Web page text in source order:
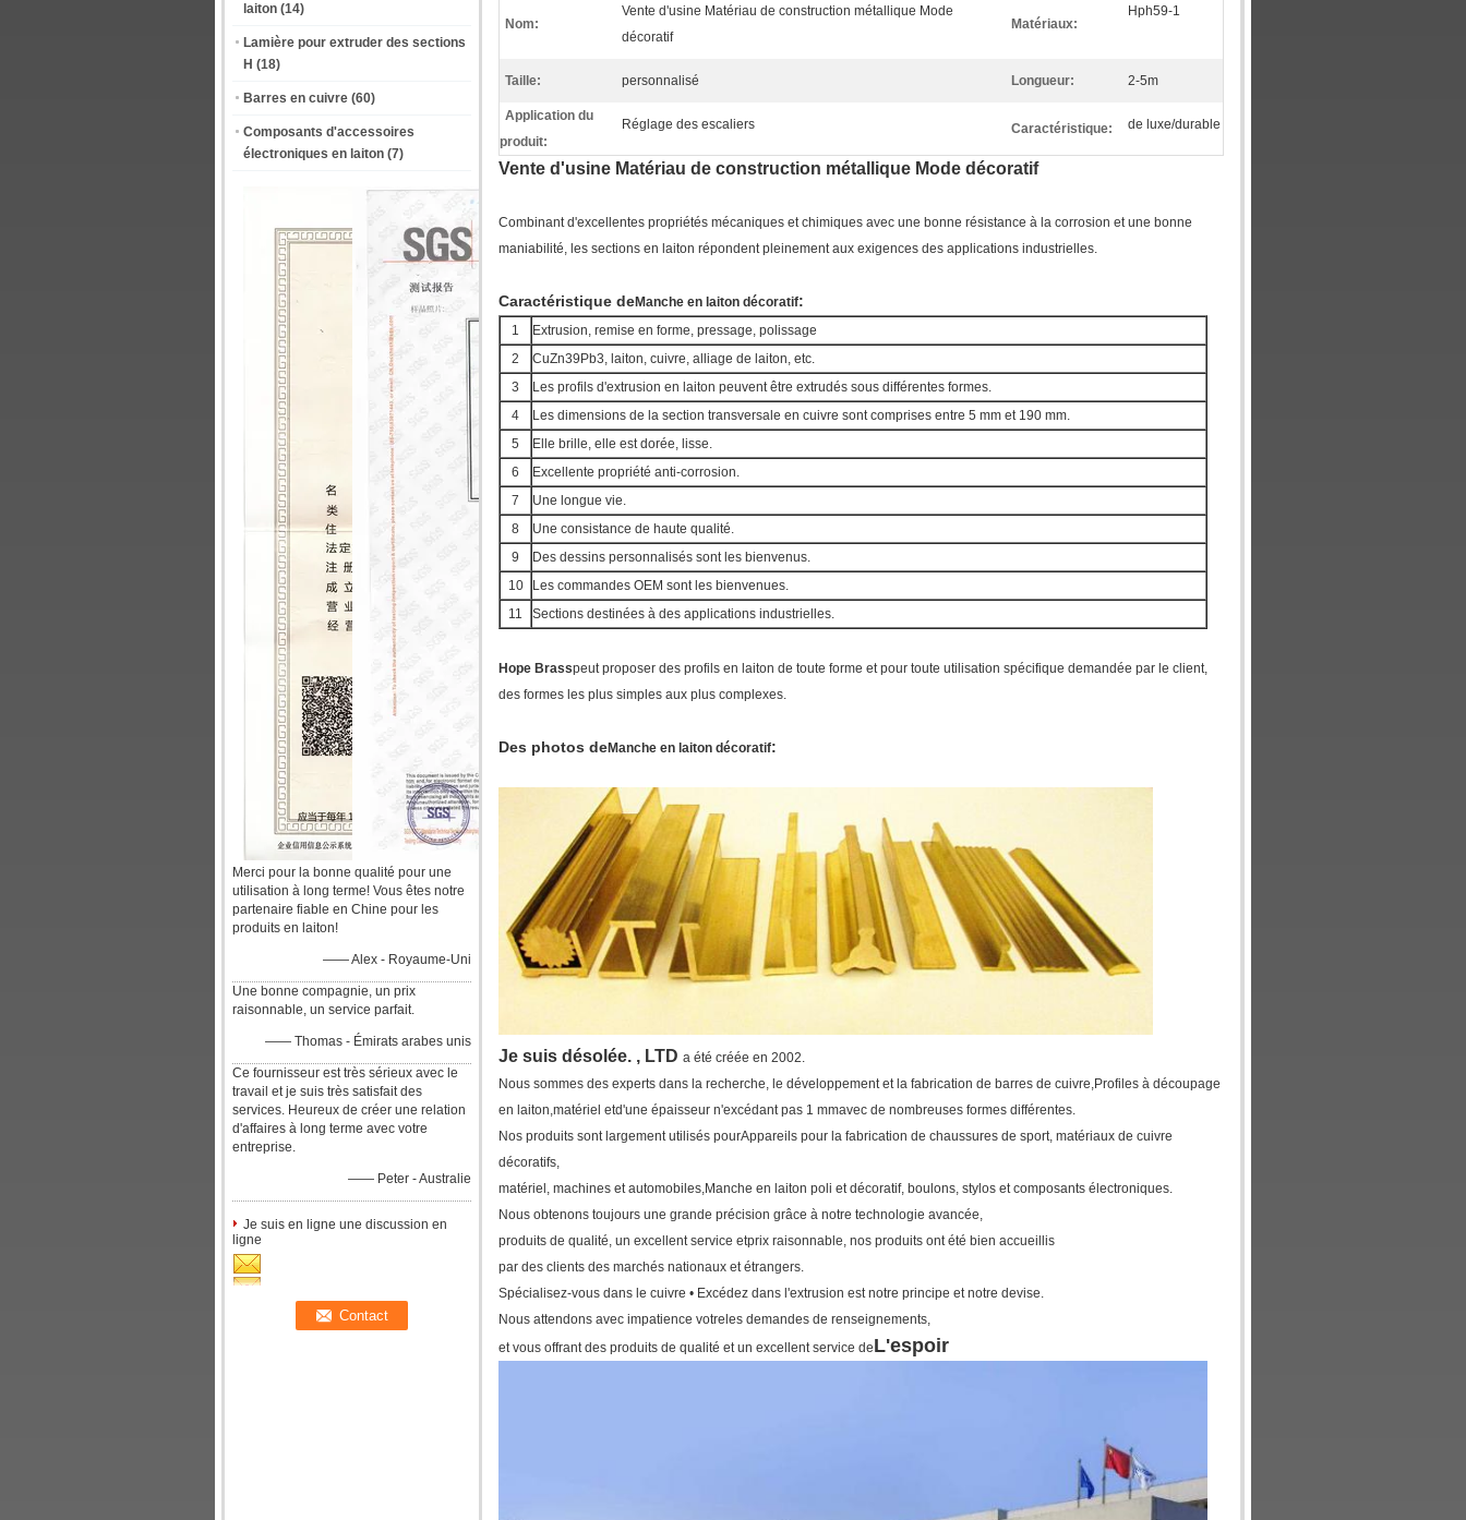
laiton (14)
Lamière pour extruder des sections
H (18)
Barres en cuivre (60)
Composants d'accessoires
électroniques en laiton (7)
Merci pour la bonne qualité pour une
utilisation à long terme! Vous êtes notre
partenaire fiable en Chine pour les
produits en laiton!
—— Alex - Royaume-Uni
Une bonne compagnie, un prix
raisonnable, un service parfait.
—— Thomas - Émirats arabes unis
Ce fournisseur est très sérieux avec le
travail et je suis très satisfait des
services. Heureux de créer une relation
d'affaires à long terme avec votre
entreprise.
—— Peter - Australie
Je suis en ligne une discussion en
ligne
Nom:
Vente d'usine Matériau de construction métallique Mode
décoratif
Matériaux:
Hph59-1
Taille: personnalisé Longueur: 2-5m
Application du
produit:
Réglage des escaliers Caractéristique: de luxe/durable
Vente d'usine Matériau de construction métallique Mode décoratif
Combinant d'excellentes propriétés mécaniques et chimiques avec une bonne résistance à la corrosion et une bonne
maniabilité, les sections en laiton répondent pleinement aux exigences des applications industrielles.
Caractéristique deManche en laiton décoratif:
1
Extrusion, remise en forme, pressage, polissage
2
CuZn39Pb3, laiton, cuivre, alliage de laiton, etc.
3
Les profils d'extrusion en laiton peuvent être extrudés sous différentes formes.
4
Les dimensions de la section transversale en cuivre sont comprises entre 5 mm et 190 mm.
5
Elle brille, elle est dorée, lisse.
6
Excellente propriété anti-corrosion.
7
Une longue vie.
8
Une consistance de haute qualité.
9
Des dessins personnalisés sont les bienvenus.
10
Les commandes OEM sont les bienvenues.
11
Sections destinées à des applications industrielles.
Hope Brasspeut proposer des profils en laiton de toute forme et pour toute utilisation spécifique demandée par le client,
des formes les plus simples aux plus complexes.
Des photos deManche en laiton décoratif:
Je suis désolée. , LTD a été créée en 2002.
Nous sommes des experts dans la recherche, le développement et la fabrication de barres de cuivre,Profiles à découpage
en laiton,matériel etd'une épaisseur n'excédant pas 1 mmavec de nombreuses formes différentes.
Nos produits sont largement utilisés pourAppareils pour la fabrication de chaussures de sport, matériaux de cuivre
décoratifs,
matériel, machines et automobiles,Manche en laiton poli et décoratif, boulons, stylos et composants électroniques.
Nous obtenons toujours une grande précision grâce à notre technologie avancée,
produits de qualité, un excellent service etprix raisonnable, nos produits ont été bien accueillis
par des clients des marchés nationaux et étrangers.
Spécialisez-vous dans le cuivre • Excédez dans l'extrusion est notre principe et notre devise.
Nous attendons avec impatience votre les demandes de renseignements,
et vous offrant des produits de qualité et un excellent service deL'espoir